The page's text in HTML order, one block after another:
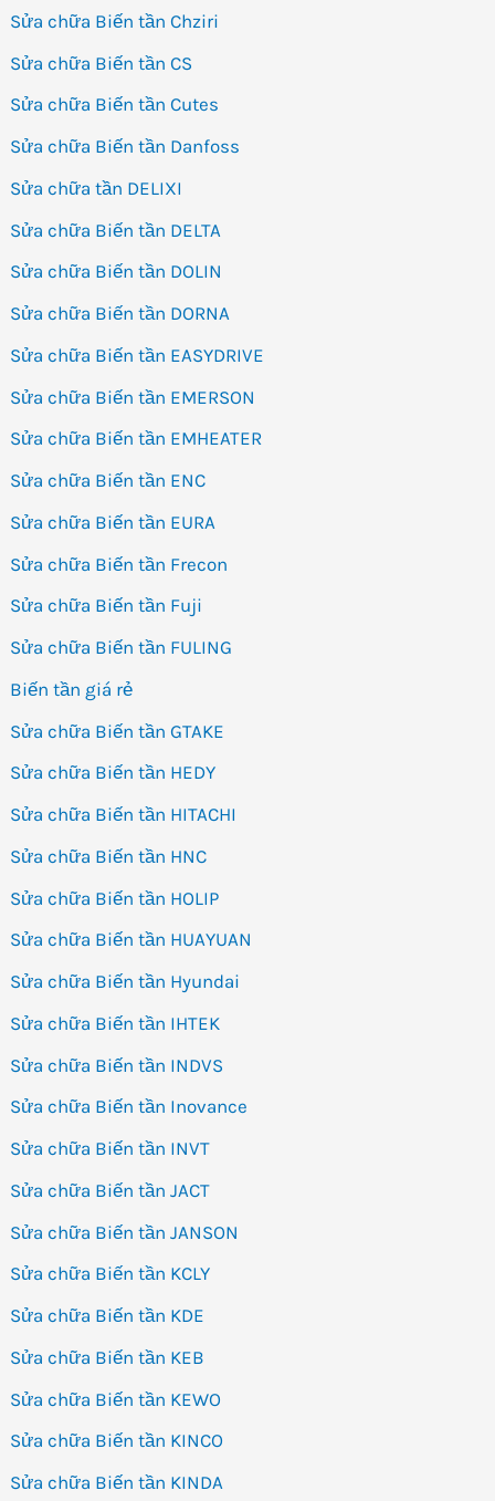
Sửa chữa Biến tần Chziri
Sửa chữa Biến tần CS
Sửa chữa Biến tần Cutes
Sửa chữa Biến tần Danfoss
Sửa chữa tần DELIXI
Sửa chữa Biến tần DELTA
Sửa chữa Biến tần DOLIN
Sửa chữa Biến tần DORNA
Sửa chữa Biến tần EASYDRIVE
Sửa chữa Biến tần EMERSON
Sửa chữa Biến tần EMHEATER
Sửa chữa Biến tần ENC
Sửa chữa Biến tần EURA
Sửa chữa Biến tần Frecon
Sửa chữa Biến tần Fuji
Sửa chữa Biến tần FULING
Biến tần giá rẻ
Sửa chữa Biến tần GTAKE
Sửa chữa Biến tần HEDY
Sửa chữa Biến tần HITACHI
Sửa chữa Biến tần HNC
Sửa chữa Biến tần HOLIP
Sửa chữa Biến tần HUAYUAN
Sửa chữa Biến tần Hyundai
Sửa chữa Biến tần IHTEK
Sửa chữa Biến tần INDVS
Sửa chữa Biến tần Inovance
Sửa chữa Biến tần INVT
Sửa chữa Biến tần JACT
Sửa chữa Biến tần JANSON
Sửa chữa Biến tần KCLY
Sửa chữa Biến tần KDE
Sửa chữa Biến tần KEB
Sửa chữa Biến tần KEWO
Sửa chữa Biến tần KINCO
Sửa chữa Biến tần KINDA